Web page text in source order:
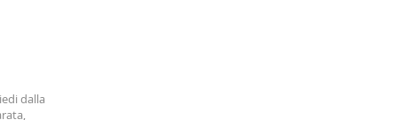
dalla